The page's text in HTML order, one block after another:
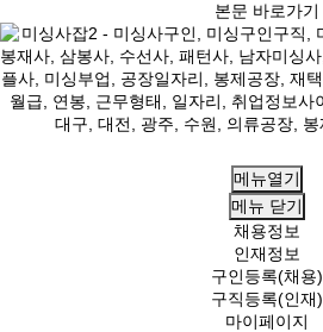
본문 바로가기
메뉴열기
메뉴 닫기
채용정보
인재정보
구인등록(채용)
구직등록(인재)
마이페이지